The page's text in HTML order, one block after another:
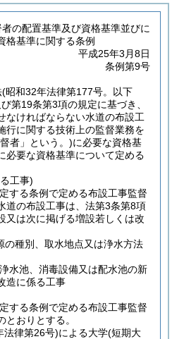
の配置基準及び資格基準並びに
格基準に関する条例
平成25年3月8日
条例第9号
(昭和32年法律第177号。以下
第19条第3項の規定に基づき、
なければならない水道の布設工
行に関する技術上の監督業務を
者」という。)に必要な資格基
必要な資格基準について定める
工事)
する条例で定める布設工事監督
道の布設工事は、法第3条第8項
又は次に掲げる増設若しくは改
の種別、取水地点又は浄水方法
水池、消毒設備又は配水池の新
造に係る工事
する条例で定める布設工事監督
おりとする。
法律第26号)による大学(短期大